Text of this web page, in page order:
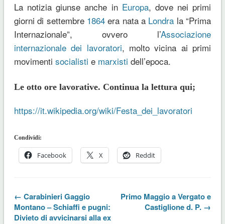
La notizia giunse anche in Europa, dove nei primi
giorni di settembre 1864era nata a Londra la “Prima
Internazionale”, ovvero l’Associazione
internazionale dei lavoratori, molto vicina ai primi
movimenti socialisti e marxisti dell’epoca.
Le otto ore lavorative. Continua la lettura qui;
https://it.wikipedia.org/wiki/Festa_dei_lavoratori
Condividi:
Facebook X Reddit
← Carabinieri Gaggio
Montano – Schiaffi e pugni:
Divieto di avvicinarsi alla ex
Primo Maggio a Vergato e
Castiglione d. P. →